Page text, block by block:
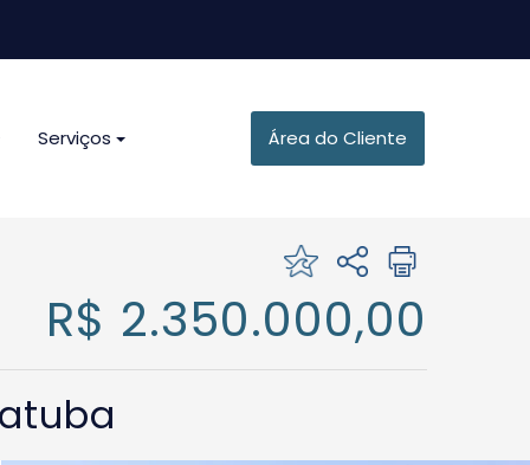
Serviços Área do Cliente
R$ 2.350.000,00